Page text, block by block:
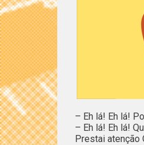
– Eh lá! Eh lá!
– Eh lá! Eh lá!
Prestai atenção